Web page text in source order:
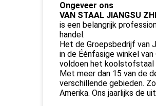
Ongeveer ons
VAN STAAL JIANGSU
is een belangrijk
handel.
Het de Groepsbedrijf van
in de Éénfasige winkel
voldoen het koolstofstaal
Met meer dan 15 van de
verschillende gebieden.
Amerika. Ons jaarlijks de